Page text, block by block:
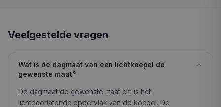
Veelgestelde vragen
Wat is de dagmaat van een lichtkoepel de
gewenste maat?
De dagmaat de gewenste maat cm is het
lichtdoorlatende oppervlak van de koepel. De